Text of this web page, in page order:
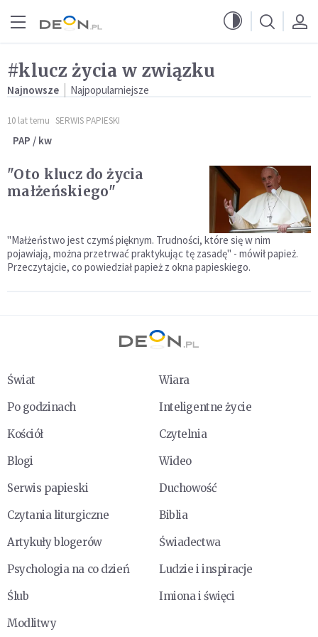
#klucz życia w związku
Najnowsze Najpopularniejsze
10 lat temu SERWIS PAPIESKI
PAP / kw
"Oto klucz do życia
małżeńskiego"
"Małżeństwo jest czymś pięknym. Trudności, które się w nim
pojawiają, można przetrwać praktykując tę zasadę" - mówił papież.
Przeczytajcie, co powiedział papież z okna papieskiego.
Świat
Wiara
Po godzinach
Inteligentne życie
Kościół
Czytelnia
Blogi
Wideo
Serwis papieski
Duchowość
Czytania liturgiczne
Biblia
Artykuły blogerów
Świadectwa
Psychologia na co dzień
Ludzie i inspiracje
Ślub
Imiona i święci
Modlitwy